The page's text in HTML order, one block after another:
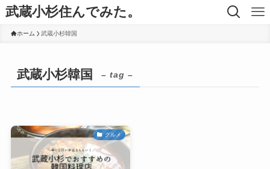
武蔵小杉住んでみた。
ホーム 武蔵小杉韓国
武蔵小杉韓国 – tag –
グルメ